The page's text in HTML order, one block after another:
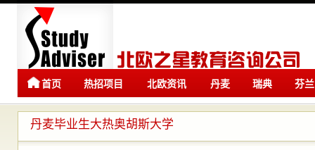
首页 热招项目 北欧资讯 丹麦
留学
瑞典
留学
芬兰
丹麦毕业生大热奥胡斯大学